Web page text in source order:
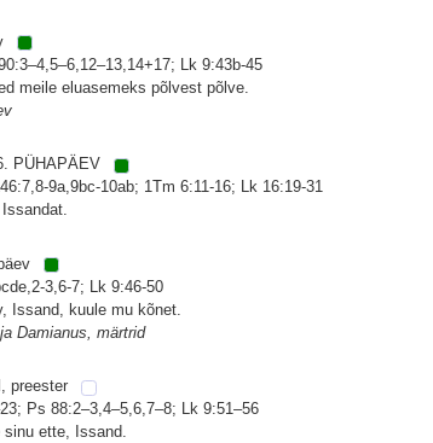
Lk 9:43b-45
meile eluasemeks põlvest põlve.
PÜHAPÄEV
9a,9bc-10ab; 1Tm 6:11-16; Lk 16:19-31
3,6-7; Lk 9:46-50
Issand, kuule mu kõnet.
Damianus, märtrid
preester
Ps 88:2–3,4–5,6,7–8; Lk 9:51–56
sinu ette, Issand.